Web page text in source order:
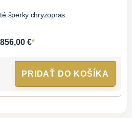
šperky chryzopras
856,00 €*
PRIDAŤ DO KOŠÍKA